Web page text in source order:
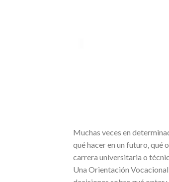
Muchas veces en
qué hacer en un futuro, qué
carrera universitaria o
Una Orientación